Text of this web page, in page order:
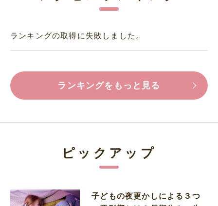
ランキングの取得に失敗しました。
ランキングをもっと見る
ピックアップ
子どもの夜更かしによる３つ